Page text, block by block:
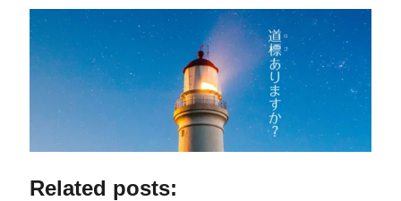
Related posts: